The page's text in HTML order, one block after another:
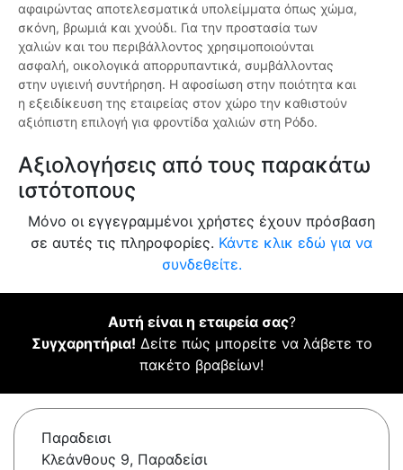
αφαιρώντας αποτελεσματικά υπολείμματα όπως χώμα,
σκόνη, βρωμιά και χνούδι. Για την προστασία των
χαλιών και του περιβάλλοντος χρησιμοποιούνται
ασφαλή, οικολογικά απορρυπαντικά, συμβάλλοντας
στην υγιεινή συντήρηση. Η αφοσίωση στην ποιότητα και
η εξειδίκευση της εταιρείας στον χώρο την καθιστούν
αξιόπιστη επιλογή για φροντίδα χαλιών στη Ρόδο.
Αξιολογήσεις από τους παρακάτω
ιστότοπους
Μόνο οι εγγεγραμμένοι χρήστες έχουν πρόσβαση
σε αυτές τις πληροφορίες. Κάντε κλικ εδώ για να
συνδεθείτε.
Αυτή είναι η εταιρεία σας?
Συγχαρητήρια! Δείτε πώς μπορείτε να λάβετε το
πακέτο βραβείων!
Παραδεισι
Κλεάνθους 9, Παραδείσι